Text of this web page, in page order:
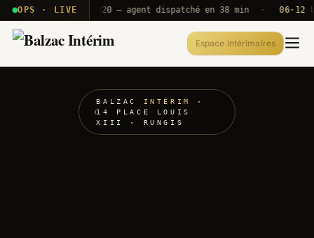
OPS · LIVE
T2E · B71 Push A320 — agent dispatché en 38 min · 06·12 UTC
Espace intérimaires
BALZAC INTÉRIM
·
14 PLACE LOUIS
XIII · RUNGIS